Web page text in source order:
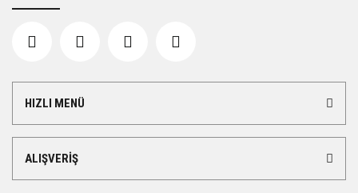
HIZLI MENÜ
ALIŞVERİŞ